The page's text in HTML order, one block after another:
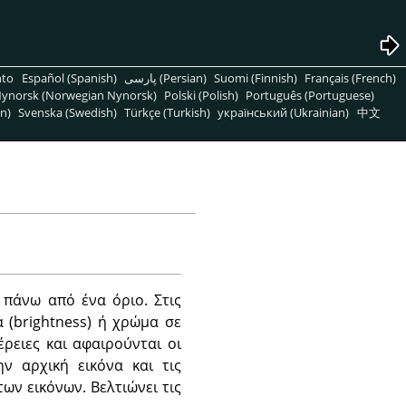
Español (Spanish) پارسی (Persian) Suomi (Finnish) Français (French)
(Norwegian Nynorsk) Polski (Polish) Português (Portuguese)
Svenska (Swedish) Türkçe (Turkish) український (Ukrainian) 中文
πάνω από ένα όριο. Στις
(brightness) ή χρώμα σε
και αφαιρούνται οι
αρχική εικόνα και τις
εικόνων. Βελτιώνει τις